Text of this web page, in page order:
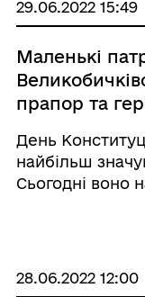
29.06.2022 15:49
Маленькі
прапор та
День
найбільш
Сьогодні воно
будинку кул ...
28.06.2022 12:00